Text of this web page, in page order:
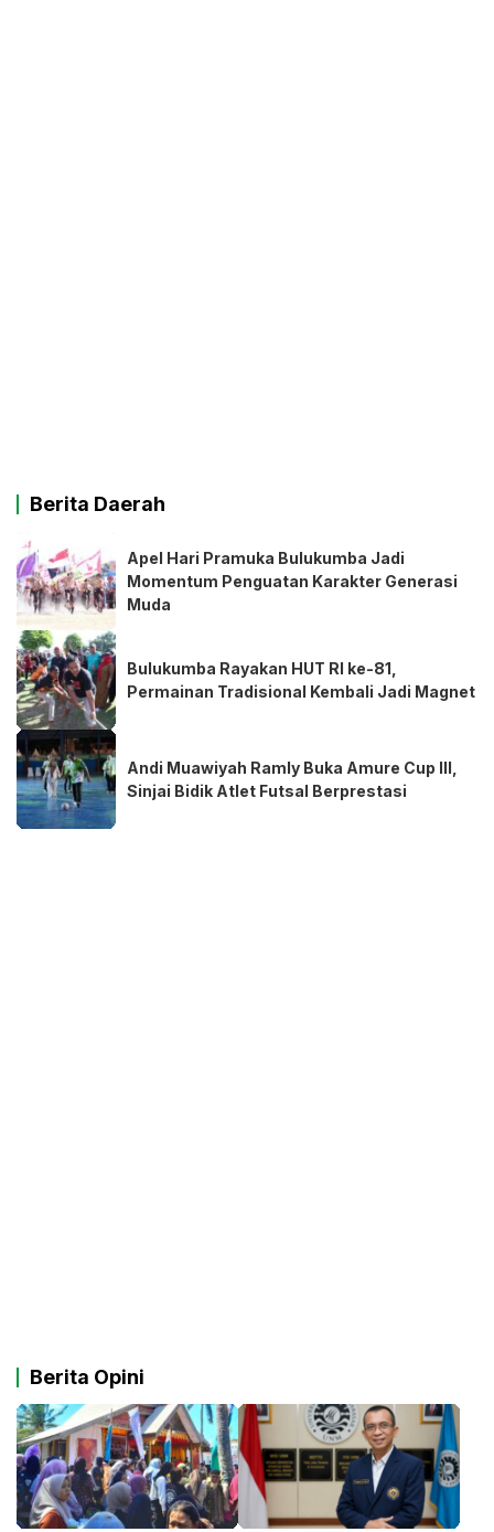
Berita Daerah
Apel Hari Pramuka Bulukumba Jadi
Momentum Penguatan Karakter Generasi
Muda
Bulukumba Rayakan HUT RI ke-81,
Permainan Tradisional Kembali Jadi Magnet
Andi Muawiyah Ramly Buka Amure Cup III,
Sinjai Bidik Atlet Futsal Berprestasi
Berita Opini